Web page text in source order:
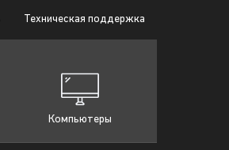
Техническая поддержка
Компьютеры